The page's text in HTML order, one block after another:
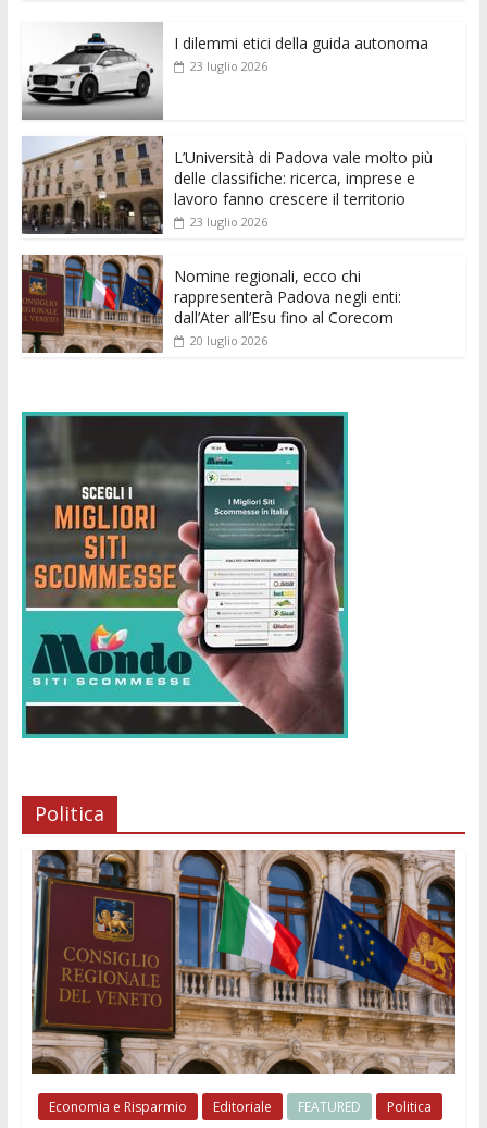
e
b
o
o
k
itt
er
ai
l s
p
ss
e
er
di e di
I dilemmi etici della guida autonoma
23 luglio 2026
L’Università di Padova vale molto più
delle classifiche: ricerca, imprese e
lavoro fanno crescere il territorio
23 luglio 2026
Nomine regionali, ecco chi
rappresenterà Padova negli enti:
dall’Ater all’Esu fino al Corecom
20 luglio 2026
Politica
Economia e Risparmio Editoriale FEATURED Politica